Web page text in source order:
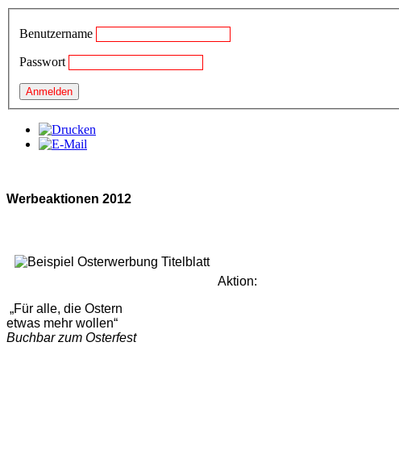
Benutzername
Passwort
Werbeaktionen 2012
Aktion:
„Für alle, die Ostern
etwas mehr wollen“
Buchbar zum Osterfest